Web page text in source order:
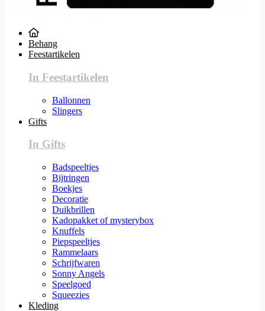
Behang
Feestartikelen
In Feestartikelen
Ballonnen
Slingers
Gifts
In Gifts
Badspeeltjes
Bijtringen
Boekjes
Decoratie
Duikbrillen
Kadopakket of mysterybox
Knuffels
Piepspeeltjes
Rammelaars
Schrijfwaren
Sonny Angels
Speelgoed
Squeezies
Kleding